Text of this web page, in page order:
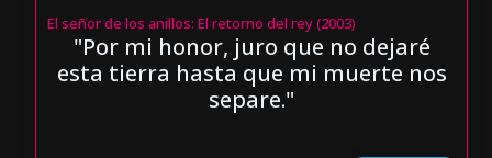
El señor de los anillos: El retorno del rey (2003)
"Por mi honor, juro que no dejaré
esta tierra hasta que mi muerte nos
separe."